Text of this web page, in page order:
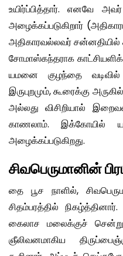
உயிர்ப்பித்தார். எனவே
அழைக்கப்படுகிறார்
அதிகாரவல்லவர் சன்னதியில்
சோமாஸ்கந்தராக
யமனை குழந்தை
இருபுறமும், கூரைக்கு
அல்லது விசிறியால்
காணலாம். இக்கோயில்
அழைக்கப்படுகிறது.
சிவபெருமானின்
தை பூச நாளில்,
சிதம்பரத்தில்
கைலாச மலைக்குச்
ஞீலிவனமாகிய